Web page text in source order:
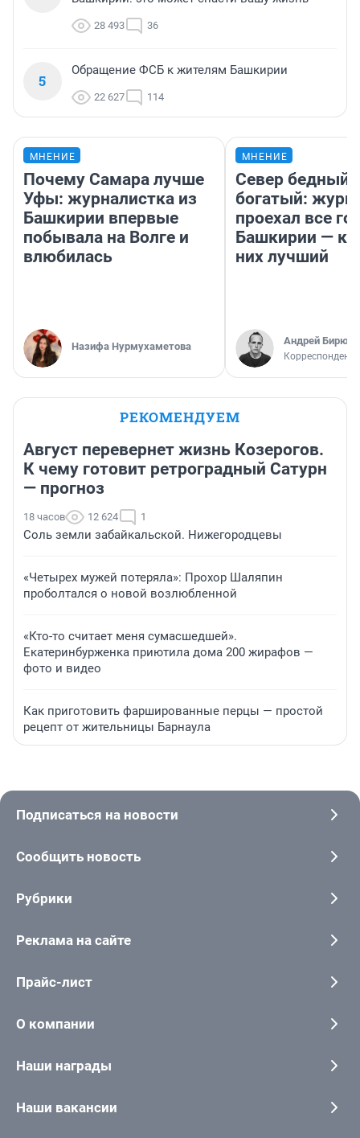
28 493 36
5
Обращение ФСБ к жителям Башкирии
22 627 114
МНЕНИЕ
Почему Самара лучше
Уфы: журналистка из
Башкирии впервые
побывала на Волге и
влюбилась
Назифа Нурмухаметова
МНЕНИЕ
Север бедный,
богатый:
проехал все
Башкирии —
них лучший
Андрей
Корреспондент
РЕКОМЕНДУЕМ
Август перевернет жизнь Козерогов.
К чему готовит ретроградный Сатурн
— прогноз
18 часов 12 624 1
Соль земли забайкальской. Нижегородцевы
«Четырех мужей потеряла»: Прохор Шаляпин
проболтался о новой возлюбленной
«Кто-то считает меня сумасшедшей».
Екатеринбурженка приютила дома 200 жирафов —
фото и видео
Как приготовить фаршированные перцы — простой
рецепт от жительницы Барнаула
Подписаться на новости
Сообщить новость
Рубрики
Реклама на сайте
Прайс-лист
О компании
Наши награды
Наши вакансии